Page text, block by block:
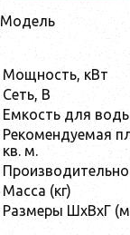
Модель
Мощность, кВт
Сеть, В
Емкость для
Рекомендуемая
кв. м.
Масса (кг)
Размеры ШхВхГ